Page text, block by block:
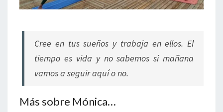
Cree en tus sueños y trabaja en ellos. El
tiempo es vida y no sabemos si mañana
vamos a seguir aquí o no.
Más sobre Mónica…